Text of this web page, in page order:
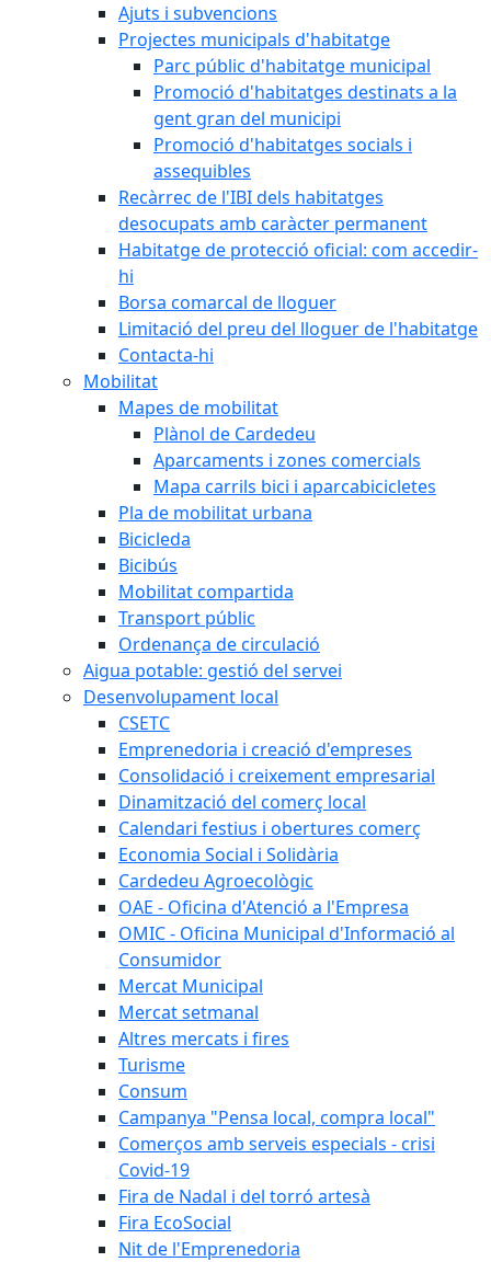
Ajuts i subvencions
Projectes municipals d'habitatge
Parc públic d'habitatge municipal
Promoció d'habitatges destinats a la
gent gran del municipi
Promoció d'habitatges socials i
assequibles
Recàrrec de l'IBI dels habitatges
desocupats amb caràcter permanent
Habitatge de protecció oficial: com accedir-
hi
Borsa comarcal de lloguer
Limitació del preu del lloguer de l'habitatge
Contacta-hi
Mobilitat
Mapes de mobilitat
Plànol de Cardedeu
Aparcaments i zones comercials
Mapa carrils bici i aparcabicicletes
Pla de mobilitat urbana
Bicicleda
Bicibús
Mobilitat compartida
Transport públic
Ordenança de circulació
Aigua potable: gestió del servei
Desenvolupament local
CSETC
Emprenedoria i creació d'empreses
Consolidació i creixement empresarial
Dinamització del comerç local
Calendari festius i obertures comerç
Economia Social i Solidària
Cardedeu Agroecològic
OAE - Oficina d'Atenció a l'Empresa
OMIC - Oficina Municipal d'Informació al
Consumidor
Mercat Municipal
Mercat setmanal
Altres mercats i fires
Turisme
Consum
Campanya "Pensa local, compra local"
Comerços amb serveis especials - crisi
Covid-19
Fira de Nadal i del torró artesà
Fira EcoSocial
Nit de l'Emprenedoria